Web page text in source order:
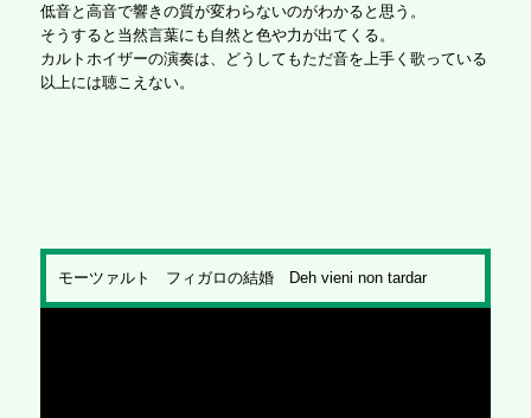
低音と高音で響きの質が変わらないのがわかると思う。
そうすると当然言葉にも自然と色や力が出てくる。
カルトホイザーの演奏は、どうしてもただ音を上手く歌っている
以上には聴こえない。
モーツァルト フィガロの結婚 Deh vieni non tardar